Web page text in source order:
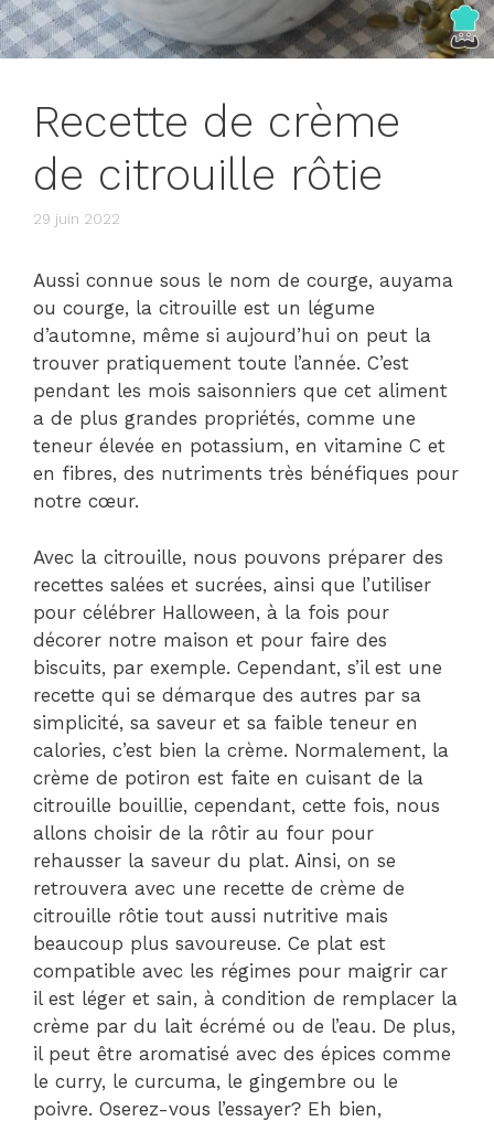
Recette de crème
de citrouille rôtie
29 juin 2022
Aussi connue sous le nom de courge, auyama
ou courge, la citrouille est un légume
d’automne, même si aujourd’hui on peut la
trouver pratiquement toute l’année. C’est
pendant les mois saisonniers que cet aliment
a de plus grandes propriétés, comme une
teneur élevée en potassium, en vitamine C et
en fibres, des nutriments très bénéfiques pour
notre cœur.
Avec la citrouille, nous pouvons préparer des
recettes salées et sucrées, ainsi que l’utiliser
pour célébrer Halloween, à la fois pour
décorer notre maison et pour faire des
biscuits, par exemple. Cependant, s’il est une
recette qui se démarque des autres par sa
simplicité, sa saveur et sa faible teneur en
calories, c’est bien la crème. Normalement, la
crème de potiron est faite en cuisant de la
citrouille bouillie, cependant, cette fois, nous
allons choisir de la rôtir au four pour
rehausser la saveur du plat. Ainsi, on se
retrouvera avec une recette de crème de
citrouille rôtie tout aussi nutritive mais
beaucoup plus savoureuse. Ce plat est
compatible avec les régimes pour maigrir car
il est léger et sain, à condition de remplacer la
crème par du lait écrémé ou de l’eau. De plus,
il peut être aromatisé avec des épices comme
le curry, le curcuma, le gingembre ou le
poivre. Oserez-vous l’essayer? Eh bien,